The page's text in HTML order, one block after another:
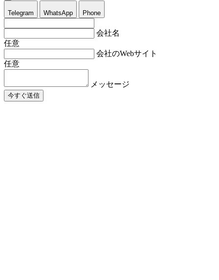
Telegram WhatsApp Phone
会社名
任意
会社のWebサイト
任意
メッセージ
今すぐ送信